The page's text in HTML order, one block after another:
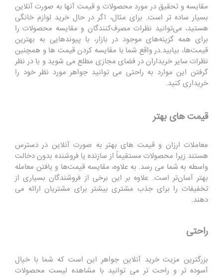
مقایسه و تحقیق در مورد محصولات و قیمت آنها به صورت آنلاین
بسیار ساده تر است. برای مثال، اگر در حال خرید لوازم خانگی
هستید، می‌توانید نظرات مصرف‌کنندگان و مقایسه محصولات را
برای همه گزینه‌های موجود در بازار، با پیوندهایی به بهترین
قیمت‌ها، بیابید.در واقع شما با مقایسه کردن قیمت ها و همچنین
نظرات سایر خریداران در فضای مجازی مطلع می شوید و با در نظر
گرفتن این موارد به راحتی می توانید جواهر مورد نظر خود را
خریداری کنید.
قیمت های بهتر
معاملات ارزان و قیمت های بهتر به صورت آنلاین در دسترس
هستند زیرا محصولات مستقیماً از سازنده یا فروشنده بدون دخالت
واسطه به شما می رسد. به علاوه، مقایسه قیمت‌ها و یافتن معامله
بهتر آسان‌تر است. علاوه بر این برخی از فروشندگان بسیاری از
تخفیفات را برای جذب مشتری بیشتر برای مشتریان ارائه می
دهند.
راحتی
بزرگترین مزیت خرید آنلاین جواهر این است که شما با خیال
آسوده تر و راحت تر می توانید با مشاهده لیست محصولات